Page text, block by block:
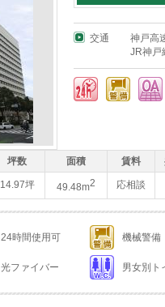
交通
神戸高
JR神戸
坪数 面積 賃料
14.97坪 49.48m2 応相談
24時間使用可 機械警備
光ファイバー 男女別ト